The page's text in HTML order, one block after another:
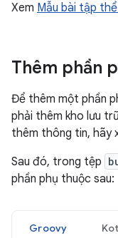
Xem Mẫu bài tập
Thêm phần
Để thêm một phần
phải thêm kho lưu
thêm thông tin, hãy
Sau đó, trong tệp
phần phụ thuộc sau:
Groovy